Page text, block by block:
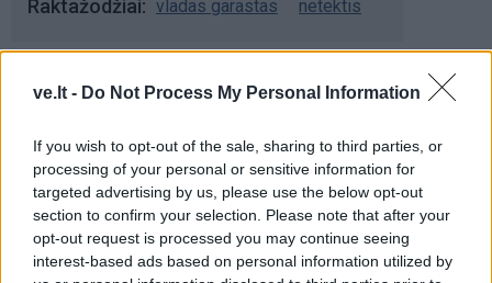
ve.lt - Do Not Process My Personal Information
If you wish to opt-out of the sale, sharing to third parties, or
processing of your personal or sensitive information for
targeted advertising by us, please use the below opt-out
section to confirm your selection. Please note that after your
opt-out request is processed you may continue seeing
interest-based ads based on personal information utilized by
Raktažodžiai vladas garastas netektis
Komentarai
Rašyti komentarą
Jūsų vardas